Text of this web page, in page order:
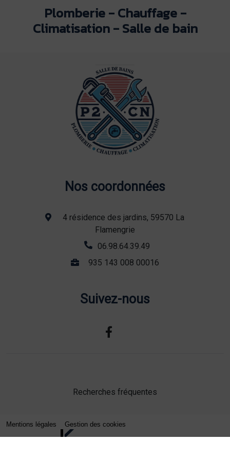
Plomberie - Chauffage -
Climatisation - Salle de bain
Nos coordonnées
4 résidence des jardins, 59570 La
Flamengrie
06.98.64.39.49
935 143 008 00016
Suivez-nous
Recherches fréquentes
Mentions légales Gestion des cookies